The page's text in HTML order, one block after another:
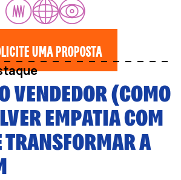
UMA PROPOSTA
VENDEDOR (COMO
EMPATIA COM
TRANSFORMAR A